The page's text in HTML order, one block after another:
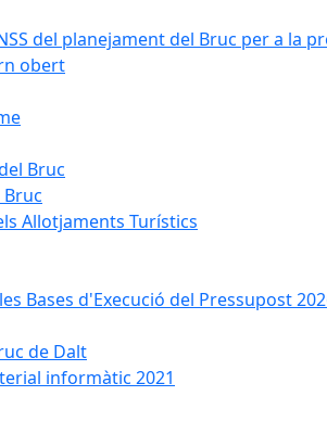
del planejament del Bruc per a la
obert
Bruc
Allotjaments Turístics
Bases d'Execució del Pressupost
de Dalt
informàtic 2021